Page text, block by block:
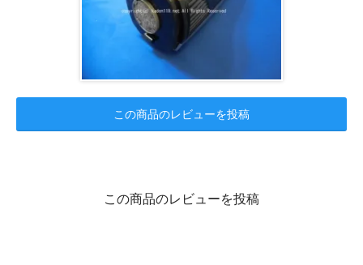
この商品のレビューを投稿
この商品のレビューを投稿